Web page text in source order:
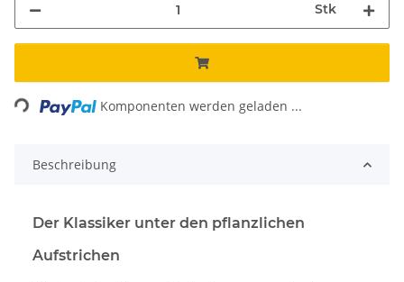
Stk
Loading... Komponenten werden geladen ...
Beschreibung
Der Klassiker unter den pflanzlichen
Aufstrichen